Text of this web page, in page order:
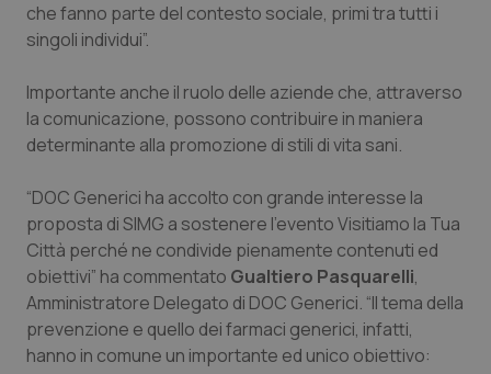
Tumore al seno
Tumore ovarico
Tumori del Polmone & Testa Collo
Tumori gastrointestinali
Ulcera & Reflusso
Vaccini
che fanno parte del contesto sociale, primi tra tutti i
singoli individui”.
Importante anche il ruolo delle aziende che, attraverso
la comunicazione, possono contribuire in maniera
determinante alla promozione di stili di vita sani.
“DOC Generici ha accolto con grande interesse la
proposta di SIMG a sostenere l’evento Visitiamo la Tua
Città perché ne condivide pienamente contenuti ed
obiettivi” ha commentato Gualtiero Pasquarelli,
Amministratore Delegato di DOC Generici. “Il tema della
prevenzione e quello dei farmaci generici, infatti,
hanno in comune un importante ed unico obiettivo: